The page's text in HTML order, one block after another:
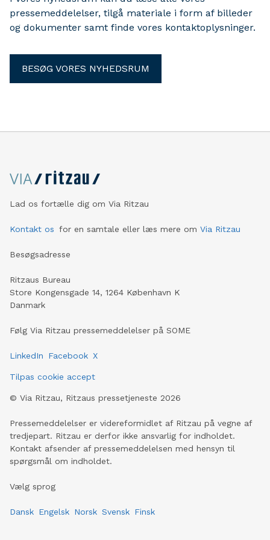
pressemeddelelser, tilgå materiale i form af billeder
og dokumenter samt finde vores kontaktoplysninger.
BESØG VORES NYHEDSRUM
Lad os fortælle dig om Via Ritzau
Kontakt os for en samtale eller læs mere om Via Ritzau
Besøgsadresse
Ritzaus Bureau
Store Kongensgade 14, 1264 København K
Danmark
Følg Via Ritzau pressemeddelelser på SOME
LinkedIn Facebook X
Tilpas cookie accept
© Via Ritzau, Ritzaus pressetjeneste 2026
Pressemeddelelser er videreformidlet af Ritzau på vegne af
tredjepart. Ritzau er derfor ikke ansvarlig for indholdet.
Kontakt afsender af pressemeddelelsen med hensyn til
spørgsmål om indholdet.
Vælg sprog
Dansk Engelsk Norsk Svensk Finsk